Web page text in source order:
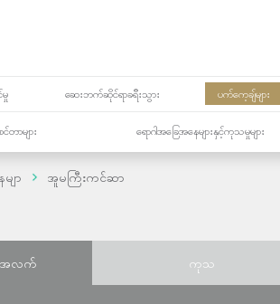
မှု ဆေးဘက်ဆိုင်ရာခရီးသွား ပက်ကေ့ချ်များ
ာများ ရောဂါအခြေအနေများနှင့်ကုသမှုများ
ျာ အူမကြီးကင်ဆာ
အလက် ကုသ